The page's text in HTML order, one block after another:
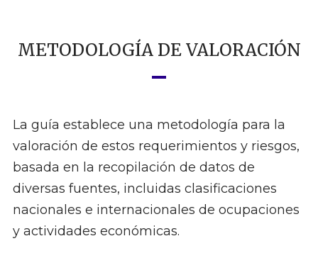
METODOLOGÍA DE VALORACIÓN
La guía establece una metodología para la
valoración de estos requerimientos y riesgos,
basada en la recopilación de datos de
diversas fuentes, incluidas clasificaciones
nacionales e internacionales de ocupaciones
y actividades económicas.